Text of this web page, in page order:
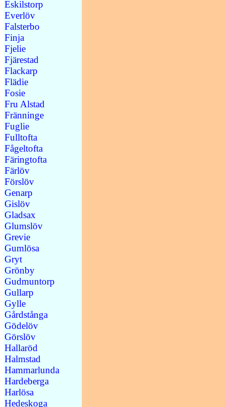
Eskilstorp
Everlöv
Falsterbo
Finja
Fjelie
Fjärestad
Flackarp
Flädie
Fosie
Fru Alstad
Fränninge
Fuglie
Fulltofta
Fågeltofta
Färingtofta
Färlöv
Förslöv
Genarp
Gislöv
Gladsax
Glumslöv
Grevie
Gumlösa
Gryt
Grönby
Gudmuntorp
Gullarp
Gylle
Gårdstånga
Gödelöv
Görslöv
Hallaröd
Halmstad
Hammarlunda
Hardeberga
Harlösa
Hedeskoga